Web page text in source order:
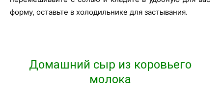
форму, оставьте в холодильнике для застывания.
Домашний сыр из коровьего
молока